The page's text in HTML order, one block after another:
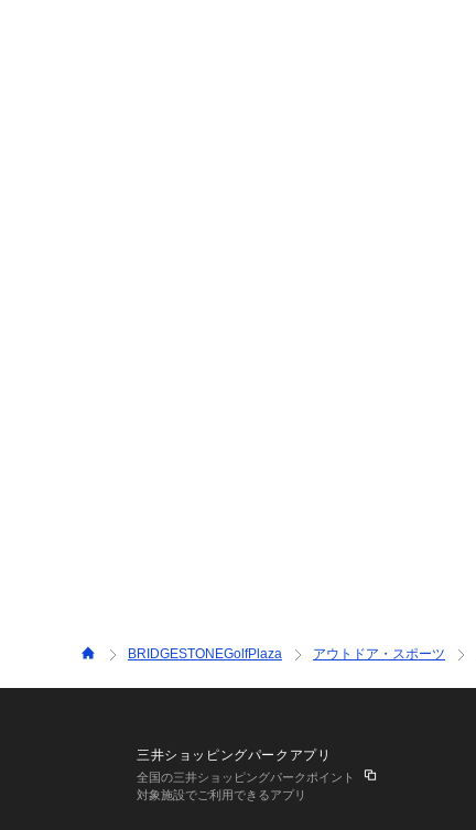
BRIDGESTONEGolfPlaza アウトドア・スポーツ
三井ショッピングパークアプリ
全国の三井ショッピングパークポイント
対象施設でご利用できるアプリ